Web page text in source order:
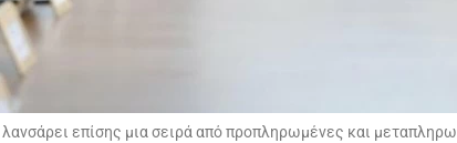
επίσης μια σειρά από προπληρωμένες και